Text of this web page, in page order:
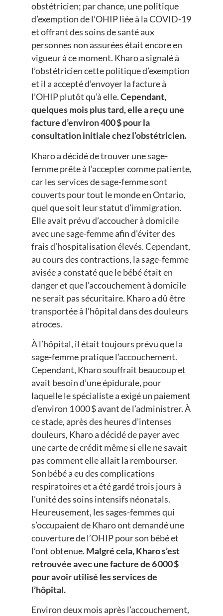
obstétricien; par chance, une politique
d’exemption de l’OHIP liée à la COVID-19
et offrant des soins de santé aux
personnes non assurées était encore en
vigueur à ce moment. Kharo a signalé à
l’obstétricien cette politique d’exemption
et il a accepté d’envoyer la facture à
l’OHIP plutôt qu’à elle.Cependant,
quelques mois plus tard, elle a reçu une
facture d’environ 400 $ pour la
consultation initiale chez l’obstétricien.
Kharo a décidé de trouver une sage-
femme prête à l’accepter comme patiente,
car les services de sage-femme sont
couverts pour tout le monde en Ontario,
quel que soit leur statut d’immigration.
Elle avait prévu d’accoucher à domicile
avec une sage-femme afin d’éviter des
frais d’hospitalisation élevés. Cependant,
au cours des contractions, la sage-femme
avisée a constaté que le bébé était en
danger et que l’accouchement à domicile
ne serait pas sécuritaire. Kharo a dû être
transportée à l’hôpital dans des douleurs
atroces.
À l’hôpital, il était toujours prévu que la
sage-femme pratique l’accouchement.
Cependant, Kharo souffrait beaucoup et
avait besoin d’une épidurale, pour
laquelle le spécialiste a exigé un paiement
d’environ 1 000 $ avant de l’administrer. À
ce stade, après des heures d’intenses
douleurs, Kharo a décidé de payer avec
une carte de crédit même si elle ne savait
pas comment elle allait la rembourser.
Son bébé a eu des complications
respiratoires et a été gardé trois jours à
l’unité des soins intensifs néonatals.
Heureusement, les sages-femmes qui
s’occupaient de Kharo ont demandé une
couverture de l’OHIP pour son bébé et
l’ont obtenue. Malgré cela, Kharo s’est
retrouvée avec une facture de 6 000 $
pour avoir utilisé les services de
l’hôpital.
Environ deux mois après l’accouchement,